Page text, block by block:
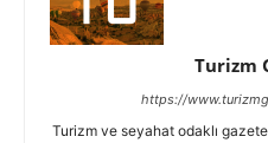
Turizm
https://
Turizm ve seyahat odaklı